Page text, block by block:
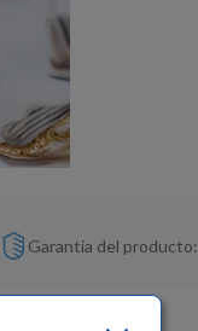
Garantía del producto: